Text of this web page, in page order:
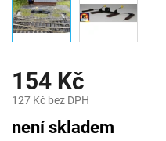
154 Kč
127 Kč bez DPH
cena:
není skladem